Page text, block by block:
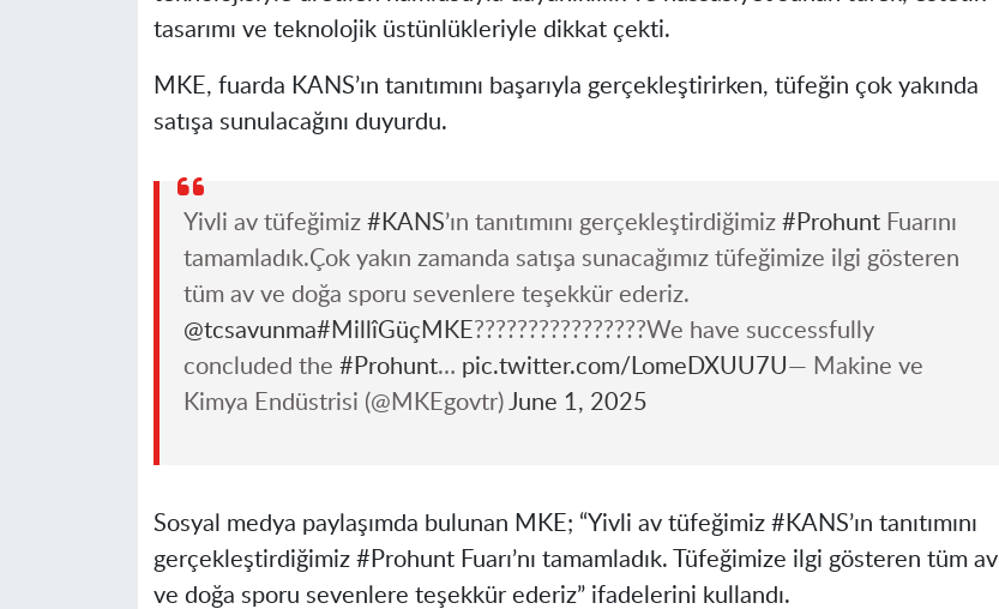
tasarımı ve teknolojik üstünlükleriyle dikkat çekti.
MKE, fuarda KANS’ın tanıtımını başarıyla gerçekleştirirken, tüfeğin çok yakında
satışa sunulacağını duyurdu.
Yivli av tüfeğimiz #KANS’ın tanıtımını gerçekleştirdiğimiz #ProhuntFuarını
tamamladık.Çok yakın zamanda satışa sunacağımız tüfeğimize ilgi gösteren
tüm av ve doğa sporu sevenlere teşekkür ederiz.
@tcsavunma#MillîGüçMKE????????????????We have successfully
concluded the #Prohunt… pic.twitter.com/LomeDXUU7U— Makine ve
Kimya Endüstrisi (@MKEgovtr) June 1, 2025
Sosyal medya paylaşımda bulunan MKE; “Yivli av tüfeğimiz #KANS’ın tanıtımını
gerçekleştirdiğimiz #Prohunt Fuarı’nı tamamladık. Tüfeğimize ilgi gösteren tüm av
ve doğa sporu sevenlere teşekkür ederiz” ifadelerini kullandı.